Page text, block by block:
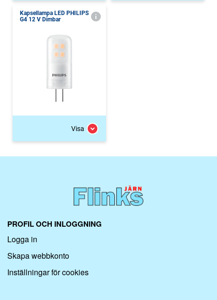
Kapsellampa LED PHILIPS
G4 12 V Dimbar
Visa
PROFIL OCH INLOGGNING
Logga in
Skapa webbkonto
Inställningar för cookies